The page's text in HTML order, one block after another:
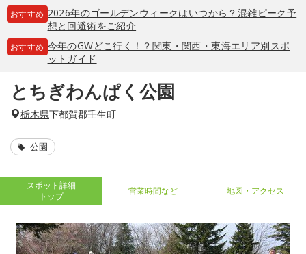
おすすめ 2026年のゴールデンウィークはいつから？混雑ピーク予
想と回避術をご紹介
おすすめ 今年のGWどこ行く！？関東・関西・東海エリア別スポ
ットガイド
とちぎわんぱく公園
栃木県下都賀郡壬生町
公園
スポット詳細
トップ
営業時間など 地図・アクセス